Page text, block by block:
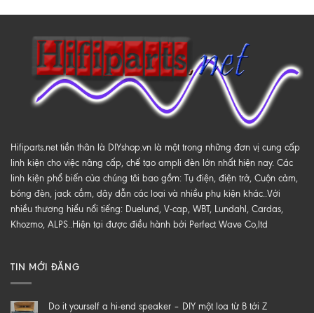
Hifiparts.net tiền thân là DIYshop.vn là một trong những đơn vị cung cấp
linh kiện cho việc nâng cấp, chế tạo ampli đèn lớn nhất hiện nay. Các
linh kiện phổ biến của chúng tôi bao gồm: Tụ điện, điện trở, Cuộn cảm,
bóng đèn, jack cắm, dây dẫn các loại và nhiều phụ kiện khác..Với
nhiều thương hiểu nổi tiếng: Duelund, V-cap, WBT, Lundahl, Cardas,
Khozmo, ALPS..Hiện tại được điều hành bởi Perfect Wave Co,ltd
TIN MỚI ĐĂNG
Do it yourself a hi-end speaker – DIY một loa từ B tới Z